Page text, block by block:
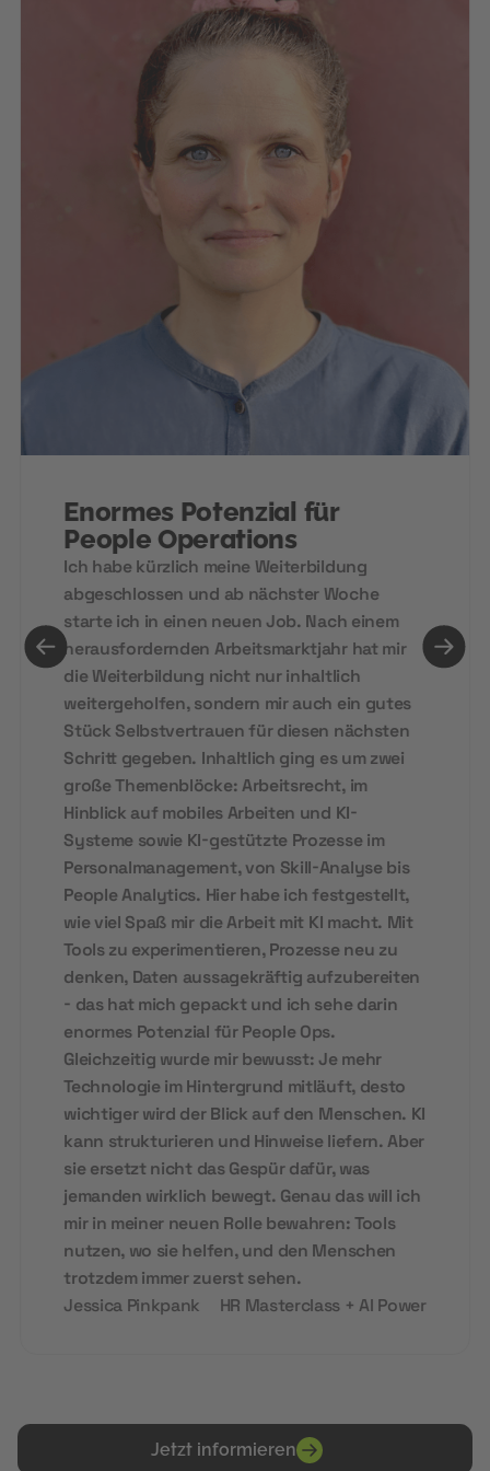
Enormes Potenzial für
People Operations
Ich habe kürzlich meine Weiterbildung
abgeschlossen und ab nächster Woche
starte ich in einen neuen Job. Nach einem
herausfordernden Arbeitsmarktjahr hat mir
die Weiterbildung nicht nur inhaltlich
weitergeholfen, sondern mir auch ein gutes
Stück Selbstvertrauen für diesen nächsten
Schritt gegeben. Inhaltlich ging es um zwei
große Themenblöcke: Arbeitsrecht, im
Hinblick auf mobiles Arbeiten und KI-
Systeme sowie KI-gestützte Prozesse im
Personalmanagement, von Skill-Analyse bis
People Analytics. Hier habe ich festgestellt,
wie viel Spaß mir die Arbeit mit KI macht. Mit
Tools zu experimentieren, Prozesse neu zu
denken, Daten aussagekräftig aufzubereiten
- das hat mich gepackt und ich sehe darin
enormes Potenzial für People Ops.
Gleichzeitig wurde mir bewusst: Je mehr
Technologie im Hintergrund mitläuft, desto
wichtiger wird der Blick auf den Menschen. KI
kann strukturieren und Hinweise liefern. Aber
sie ersetzt nicht das Gespür dafür, was
jemanden wirklich bewegt. Genau das will ich
mir in meiner neuen Rolle bewahren: Tools
nutzen, wo sie helfen, und den Menschen
trotzdem immer zuerst sehen.
Jessica Pinkpank
HR Masterclass + AI Power
Jetzt informieren